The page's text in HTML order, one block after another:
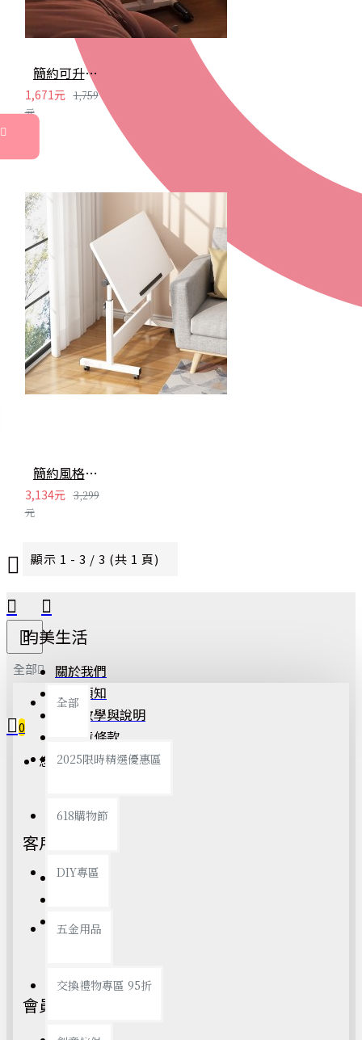
全部
全部
2025限時精選優惠區
618購物節
DIY專區
五金用品
交換禮物專區 95折
0
您的購物車內沒有商品！
簡約可升降床邊桌 桌子 升降桌 電腦桌 辦公桌 書桌 桌面可調節
1,671元 1,759
元
簡約風格升降床邊桌 折疊床邊電腦桌 懶人床邊書桌 摺疊收納桌子
3,134元 3,299
元
顯示 1 - 3 / 3 (共 1 頁)
昀美生活
關於我們
購物須知
購買教學與說明
退換貨條款
隱私權聲明
客戶服務
網站地圖
瀏覽紀錄
會員服務